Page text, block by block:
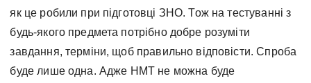
як це робили при підготовці ЗНО. Тож на тестуванні з
будь-якого предмета потрібно добре розуміти
завдання, терміни, щоб правильно відповісти. Спроба
буде лише одна. Адже НМТ не можна буде